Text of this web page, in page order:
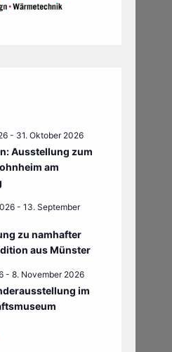
- 31. Oktober 2026
Ausstellung zum
am
- 13. September
zu namhafter
aus Münster
- 8. November 2026
im